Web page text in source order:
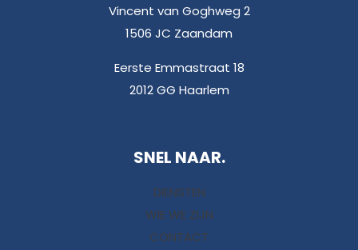
Vincent van Goghweg 2
1506 JC Zaandam
Eerste Emmastraat 18
2012 GG Haarlem
SNEL NAAR.
DIENSTEN
WIE WE ZIJN
CONTACT